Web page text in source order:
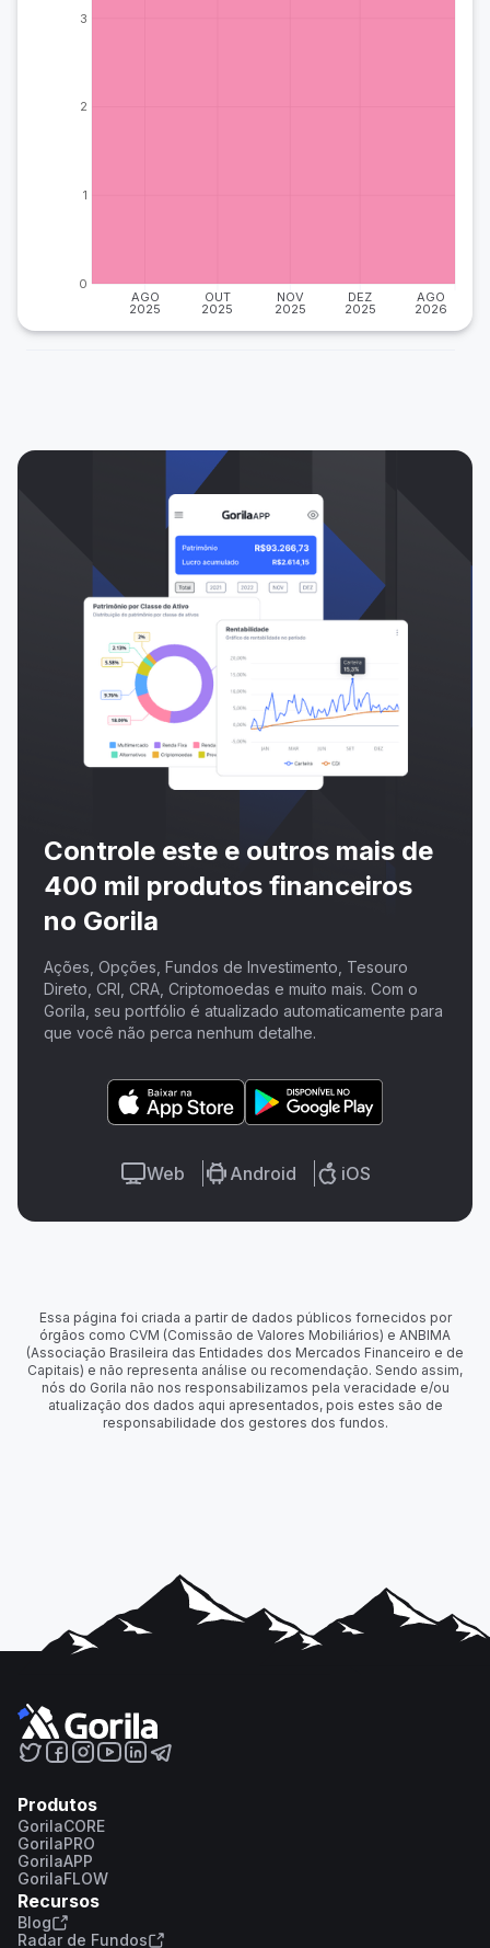
AGO
2025
OUT
2025
NOV
2025
DEZ
2025
AGO
2026
0
1
2
3
Controle este e outros mais de
400 mil produtos financeiros
no Gorila
Ações, Opções, Fundos de Investimento, Tesouro
Direto, CRI, CRA, Criptomoedas e muito mais. Com o
Gorila, seu portfólio é atualizado automaticamente para
que você não perca nenhum detalhe.
Web Android iOS
Essa página foi criada a partir de dados públicos fornecidos por
órgãos como CVM (Comissão de Valores Mobiliários) e ANBIMA
(Associação Brasileira das Entidades dos Mercados Financeiro e de
Capitais) e não representa análise ou recomendação. Sendo assim,
nós do Gorila não nos responsabilizamos pela veracidade e/ou
atualização dos dados aqui apresentados, pois estes são de
responsabilidade dos gestores dos fundos.
Produtos
GorilaCORE
GorilaPRO
GorilaAPP
GorilaFLOW
Recursos
Blog
Radar de Fundos